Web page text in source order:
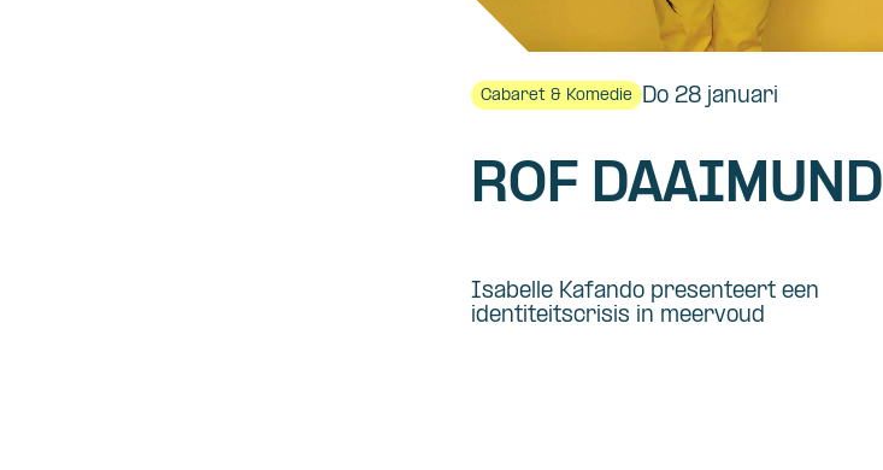
Cabaret & Komedie Do 28 januari
ROF DAAIMUND
Isabelle Kafando presenteert een
identiteitscrisis in meervoud